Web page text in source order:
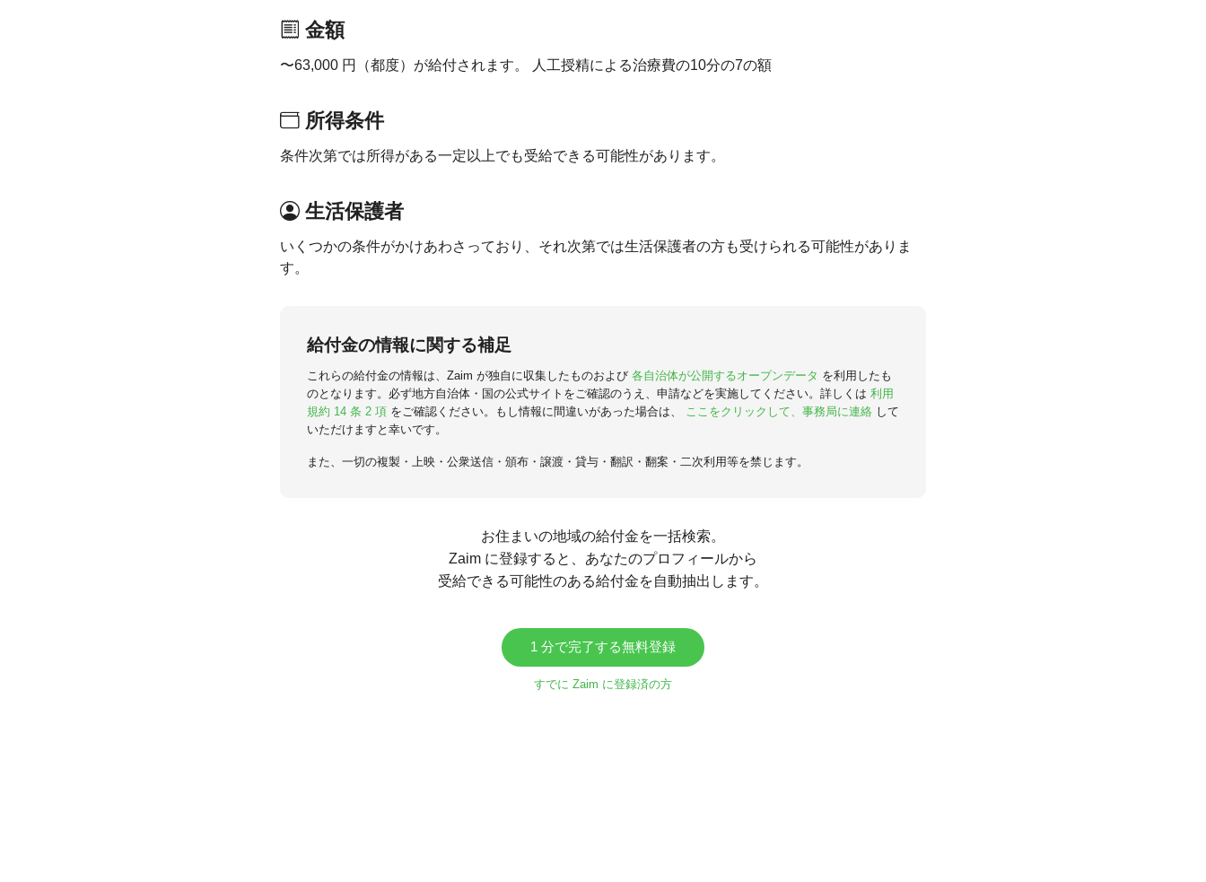
金額
〜63,000 円（都度）が給付されます。 人工授精による治療費の10分の7の額
所得条件
条件次第では所得がある一定以上でも受給できる可能性があります。
生活保護者
いくつかの条件がかけあわさっており、それ次第では生活保護者の方も受けられる可能性がありま
す。
給付金の情報に関する補足
これらの給付金の情報は、Zaim が独自に収集したものおよび 各自治体が公開するオープンデータ を利用したも
のとなります。必ず地方自治体・国の公式サイトをご確認のうえ、申請などを実施してください。詳しくは 利用
規約 14 条 2 項 をご確認ください。もし情報に間違いがあった場合は、 ここをクリックして、事務局に連絡 して
いただけますと幸いです。
また、一切の複製・上映・公衆送信・頒布・譲渡・貸与・翻訳・翻案・二次利用等を禁じます。
お住まいの地域の給付金を一括検索。
Zaim に登録すると、あなたのプロフィールから
受給できる可能性のある給付金を自動抽出します。
1 分で完了する無料登録
すでに Zaim に登録済の方